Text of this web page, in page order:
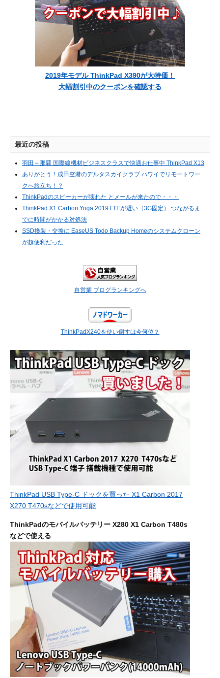
2019年モデル ThinkPad X390が大特価！
大幅割引中のクーポンを確認する
最近の投稿
羽田～那覇 国際線機材ビジネスクラスで快適お仕事中 ThinkPad X13
ありがとう！成田空港のデルタスカイクラブ ハワイでリモートワー
クへ旅立ち！？
ThinkPadのスピーカーが壊れた とメールが来たので・・・
ThinkPad X1 Carbon Yoga 2019 LTEが遅い（3G固定） つながるま
でに時間がかかる対処法
SSD換装・交換に EaseUS Todo Backup Homeのシステムクローン
が超便利だった
自営業 ブログランキングへ
ThinkPadX240を使い倒すは今何位？
ThinkPad USB Type-C ドックを買った X1 Carbon 2017
X270 T470sなどで使用可能
ThinkPadのモバイルバッテリー X280 X1 Carbon T480s
などで使える